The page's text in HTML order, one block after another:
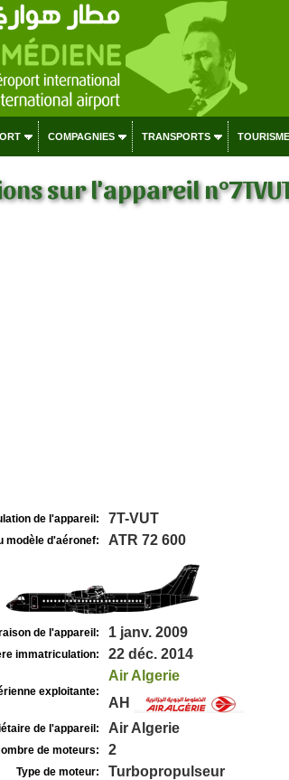
COMPAGNIES TRANSPORTS TOURISME
sur l'appareil
de l'appareil: 7T-VUT
modèle d'aéronef: ATR 72 600
de l'appareil: 1 janv. 2009
immatriculation: 22 déc. 2014
exploitante:
Air Algerie
AH
de l'appareil: Air Algerie
de moteurs: 2
Type de moteur: Turbopropulseur